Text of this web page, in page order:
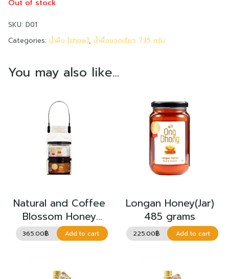
Search
Out of stock
SKU: D01
Categories: น้ำผึ้ง [show], น้ำผึ้งขวดเรียว 735 กรัม
You may also like…
Natural and Coffee
Blossom Honey
Comb Set
365.00฿ Add to cart
Longan Honey(Jar)
485 grams
225.00฿ Add to cart